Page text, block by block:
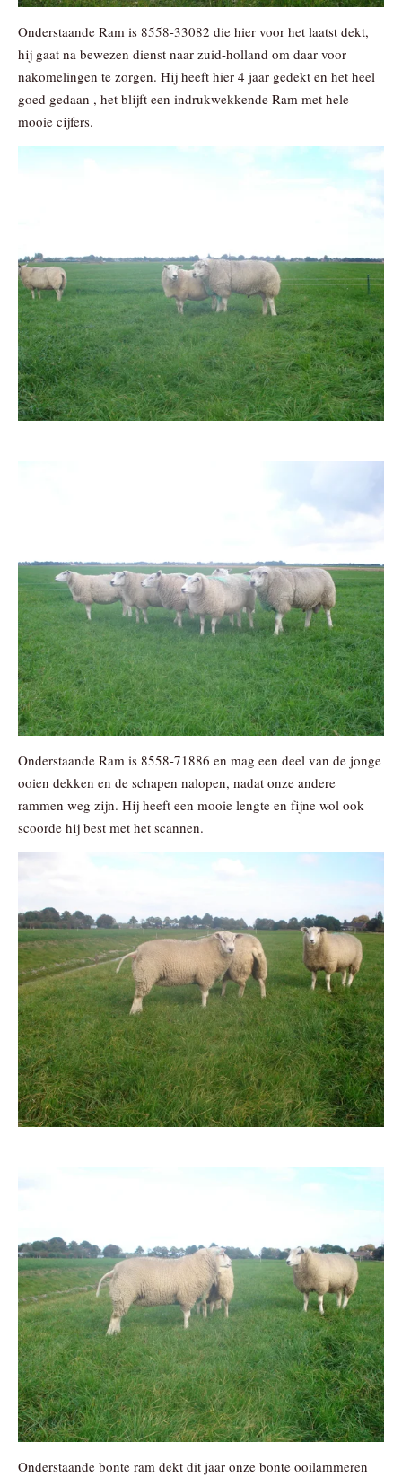
Onderstaande Ram is 8558-33082 die hier voor het laatst dekt,
hij gaat na bewezen dienst naar zuid-holland om daar voor
nakomelingen te zorgen. Hij heeft hier 4 jaar gedekt en het heel
goed gedaan , het blijft een indrukwekkende Ram met hele
mooie cijfers.
Onderstaande Ram is 8558-71886 en mag een deel van de jonge
ooien dekken en de schapen nalopen, nadat onze andere
rammen weg zijn. Hij heeft een mooie lengte en fijne wol ook
scoorde hij best met het scannen.
Onderstaande bonte ram dekt dit jaar onze bonte ooilammeren